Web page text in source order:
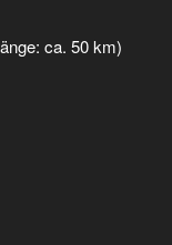
ca. 50 km)